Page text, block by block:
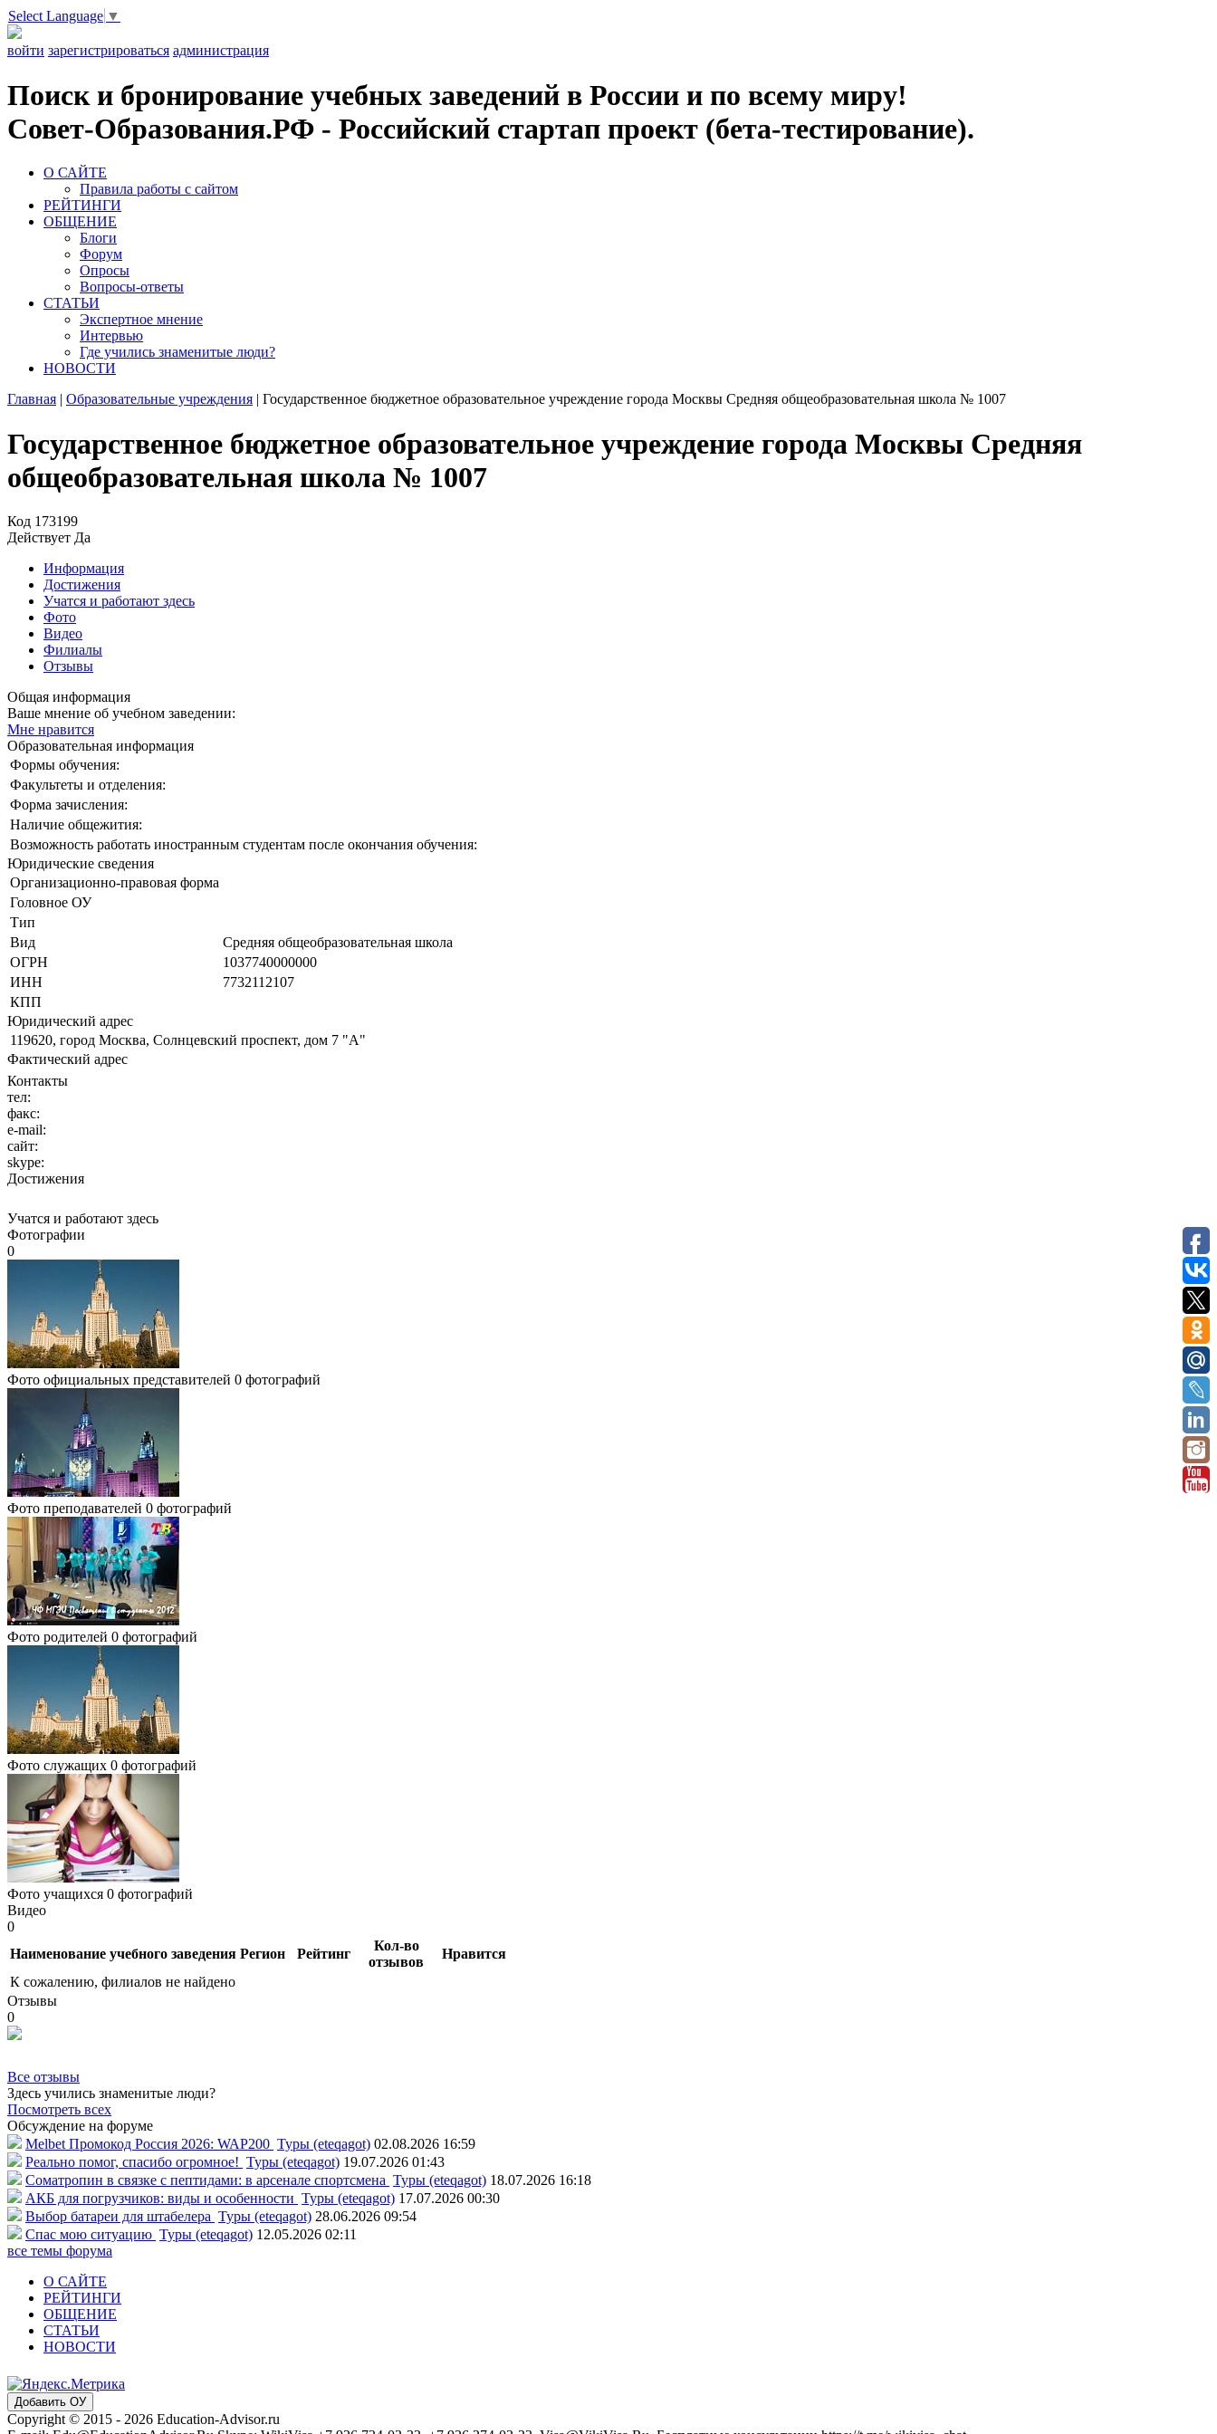
Select Language ▼
войти зарегистрироваться администрация
Поиск и бронирование учебных заведений в России и по всему миру!
Совет-Образования.РФ - Российский стартап проект (бета-тестирование).
О САЙТЕ
Правила работы с сайтом
РЕЙТИНГИ
ОБЩЕНИЕ
Блоги
Форум
Опросы
Вопросы-ответы
СТАТЬИ
Экспертное мнение
Интервью
Где учились знаменитые люди?
НОВОСТИ
Главная | Образовательные учреждения | Государственное бюджетное образовательное учреждение города Москвы Средняя общеобразовательная школа № 1007
Государственное бюджетное образовательное учреждение города Москвы Средняя
общеобразовательная школа № 1007
Код 173199
Действует Да
Информация
Достижения
Учатся и работают здесь
Фото
Видео
Филиалы
Отзывы
Общая информация
Ваше мнение об учебном заведении:
Мне нравится
Образовательная информация
Формы обучения:
Факультеты и отделения:
Форма зачисления:
Наличие общежития:
Возможность работать иностранным студентам после окончания обучения:
Юридические сведения
Организационно-правовая форма
Головное ОУ
Тип
Вид
Средняя общеобразовательная школа
ОГРН
1037740000000
ИНН
7732112107
КПП
Юридический адрес
119620, город Москва, Солнцевский проспект, дом 7 "А"
Фактический адрес
Контакты
тел:
факс:
e-mail:
сайт:
skype:
Достижения
Учатся и работают здесь
Фотографии
0
Фото официальных представителей 0 фотографий
Фото преподавателей 0 фотографий
Фото родителей 0 фотографий
Фото служащих 0 фотографий
Фото учащихся 0 фотографий
Видео
0
Наименование учебного заведения Регион Рейтинг
Кол-во
отзывов
Нравится
К сожалению, филиалов не найдено
Отзывы
0
Все отзывы
Здесь учились знаменитые люди?
Посмотреть всех
Обсуждение на форуме
Melbet Промокод Россия 2026: WAP200 Туры (eteqagot) 02.08.2026 16:59
Реально помог, спасибо огромное! Туры (eteqagot) 19.07.2026 01:43
Соматропин в связке с пептидами: в арсенале спортсмена Туры (eteqagot) 18.07.2026 16:18
АКБ для погрузчиков: виды и особенности Туры (eteqagot) 17.07.2026 00:30
Выбор батареи для штабелера Туры (eteqagot) 28.06.2026 09:54
Спас мою ситуацию Туры (eteqagot) 12.05.2026 02:11
все темы форума
О САЙТЕ
РЕЙТИНГИ
ОБЩЕНИЕ
СТАТЬИ
НОВОСТИ
Добавить ОУ
Copyright © 2015 - 2026 Education-Advisor.ru